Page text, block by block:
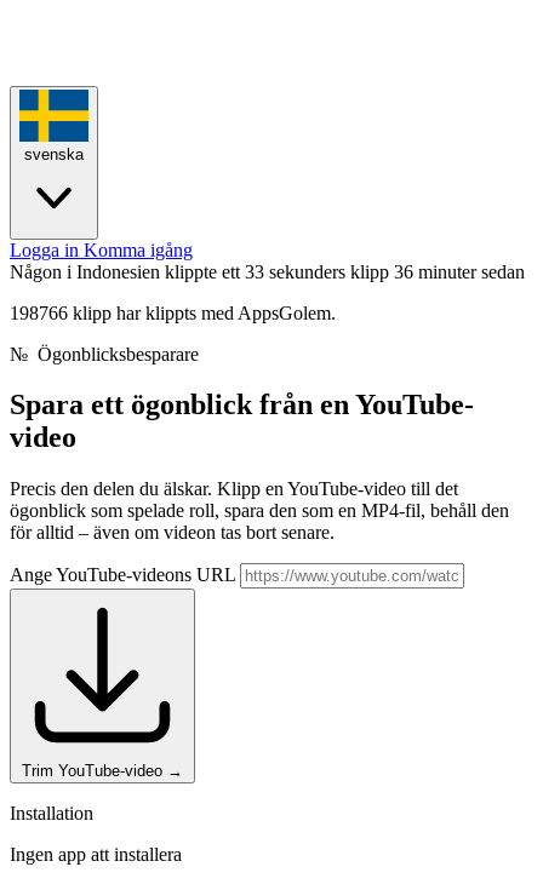
svenska
Logga in Komma igång
Någon i Indonesien klippte ett 33 sekunders klipp 36 minuter sedan
198766 klipp har klippts med AppsGolem.
№ Ögonblicksbesparare
Spara ett ögonblick från en YouTube-
video
Precis den delen du älskar. Klipp en YouTube-video till det
ögonblick som spelade roll, spara den som en MP4-fil, behåll den
för alltid – även om videon tas bort senare.
Ange YouTube-videons URL
Trim YouTube-video →
Installation
Ingen app att installera